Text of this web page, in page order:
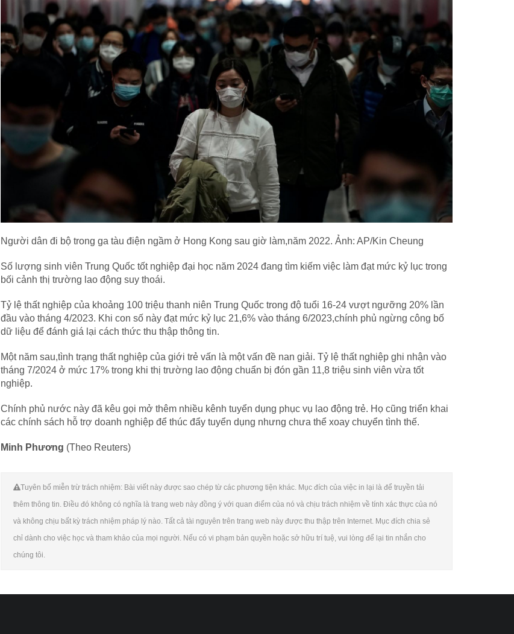
Người dân đi bộ trong ga tàu điện ngầm ở Hong Kong sau giờ làm,năm 2022. Ảnh: AP/Kin Cheung
Số lượng sinh viên Trung Quốc tốt nghiệp đại học năm 2024 đang tìm kiếm việc làm đạt mức kỷ lục trong
bối cảnh thị trường lao động suy thoái.
Tỷ lệ thất nghiệp của khoảng 100 triệu thanh niên Trung Quốc trong độ tuổi 16-24 vượt ngưỡng 20% lần
đầu vào tháng 4/2023. Khi con số này đạt mức kỷ lục 21,6% vào tháng 6/2023,chính phủ ngừng công bố
dữ liệu để đánh giá lại cách thức thu thập thông tin.
Một năm sau,tình trạng thất nghiệp của giới trẻ vấn là một vấn đề nan giải. Tỷ lệ thất nghiệp ghi nhận vào
tháng 7/2024 ở mức 17% trong khi thị trường lao động chuẩn bị đón gần 11,8 triệu sinh viên vừa tốt
nghiệp.
Chính phủ nước này đã kêu gọi mở thêm nhiều kênh tuyển dụng phục vụ lao động trẻ. Họ cũng triển khai
các chính sách hỗ trợ doanh nghiệp để thúc đẩy tuyển dụng nhưng chưa thể xoay chuyển tình thế.
Minh Phương (Theo Reuters)
Tuyên bố miễn trừ trách nhiệm: Bài viết này được sao chép từ các phương tiện khác. Mục đích của việc in lại là để truyền tải
thêm thông tin. Điều đó không có nghĩa là trang web này đồng ý với quan điểm của nó và chịu trách nhiệm về tính xác thực của nó
và không chịu bất kỳ trách nhiệm pháp lý nào. Tất cả tài nguyên trên trang web này được thu thập trên Internet. Mục đích chia sẻ
chỉ dành cho việc học và tham khảo của mọi người. Nếu có vi phạm bản quyền hoặc sở hữu trí tuệ, vui lòng để lại tin nhắn cho
chúng tôi.